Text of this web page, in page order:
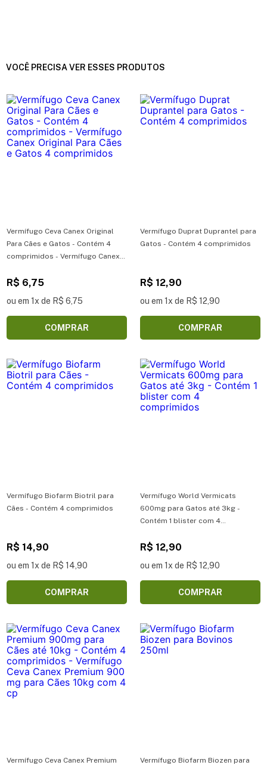
VOCÊ PRECISA VER ESSES PRODUTOS
Vermífugo Ceva Canex Original
Para Cães e Gatos - Contém 4
comprimidos - Vermífugo Canex
comprimidos
R$ 6,75
ou em 1x de R$ 6,75
COMPRAR
Vermífugo Duprat Duprantel para
Gatos - Contém 4 comprimidos
R$ 12,90
ou em 1x de R$ 12,90
COMPRAR
Vermífugo Biofarm Biotril para
Cães - Contém 4 comprimidos
R$ 14,90
ou em 1x de R$ 14,90
COMPRAR
Vermífugo World Vermicats
600mg para Gatos até 3kg -
Contém 1 blister com 4
R$ 12,90
ou em 1x de R$ 12,90
COMPRAR
Vermífugo Ceva Canex Premium
Vermífugo Biofarm Biozen para